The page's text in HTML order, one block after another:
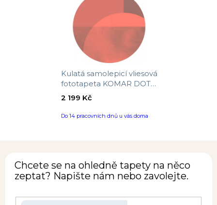
Kulatá samolepicí vliesová
fototapeta KOMAR DOTs
D1-002 Roselux, velikost ø
Do 14 pracovních dnů u vás doma
2 199 Kč
Chcete se na ohledně tapety na něco
zeptat? Napište nám nebo zavolejte.